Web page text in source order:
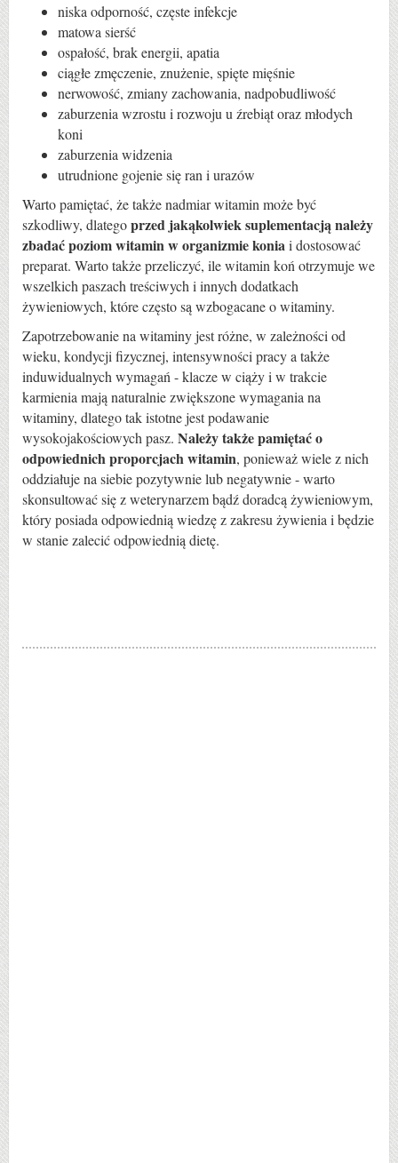
niska odporność, częste infekcje
matowa sierść
ospałość, brak energii, apatia
ciągłe zmęczenie, znużenie, spięte mięśnie
nerwowość, zmiany zachowania, nadpobudliwość
zaburzenia wzrostu i rozwoju u źrebiąt oraz młodych
koni
zaburzenia widzenia
utrudnione gojenie się ran i urazów
Warto pamiętać, że także nadmiar witamin może być
szkodliwy, dlategoprzed jakąkolwiek suplementacją należy
zbadać poziom witamin w organizmie koniai dostosować
preparat. Warto także przeliczyć, ile witamin koń otrzymuje we
wszelkich paszach treściwych i innych dodatkach
żywieniowych, które często są wzbogacane o witaminy.
Zapotrzebowanie na witaminy jest różne, w zależności od
wieku, kondycji fizycznej, intensywności pracy a także
induwidualnych wymagań - klacze w ciąży i w trakcie
karmienia mają naturalnie zwiększone wymagania na
witaminy, dlatego tak istotne jest podawanie
wysokojakościowych pasz. Należy także pamiętać o
odpowiednich proporcjach witamin, ponieważ wiele z nich
oddziałuje na siebie pozytywnie lub negatywnie - warto
skonsultować się z weterynarzem bądź doradcą żywieniowym,
który posiada odpowiednią wiedzę z zakresu żywienia i będzie
w stanie zalecić odpowiednią dietę.